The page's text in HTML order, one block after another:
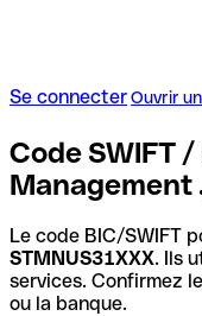
Se connecterOuvrir
Code SWIFT
Management
Le code BIC/SWIFT
STMNUS31XXX. Ils
services. Confirmez
ou la banque.